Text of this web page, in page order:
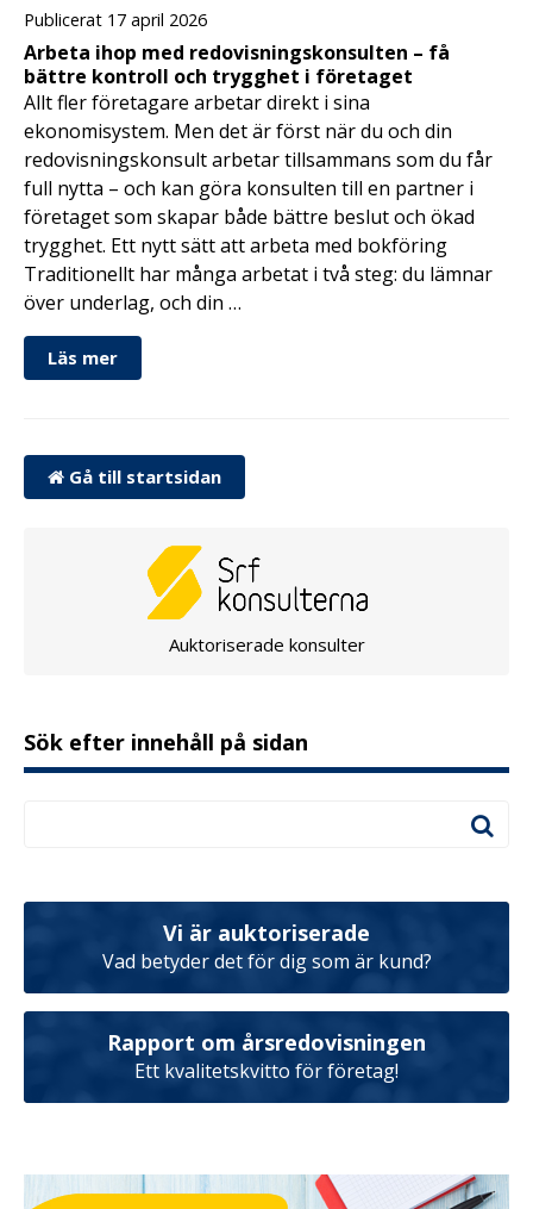
Publicerat 17 april 2026
Arbeta ihop med redovisningskonsulten – få
bättre kontroll och trygghet i företaget
Allt fler företagare arbetar direkt i sina
ekonomisystem. Men det är först när du och din
redovisningskonsult arbetar tillsammans som du får
full nytta – och kan göra konsulten till en partner i
företaget som skapar både bättre beslut och ökad
trygghet. Ett nytt sätt att arbeta med bokföring
Traditionellt har många arbetat i två steg: du lämnar
över underlag, och din …
Läs mer
Gå till startsidan
Auktoriserade konsulter
Sök efter innehåll på sidan
Vi är auktoriserade
Vad betyder det för dig som är kund?
Rapport om årsredovisningen
Ett kvalitetskvitto för företag!